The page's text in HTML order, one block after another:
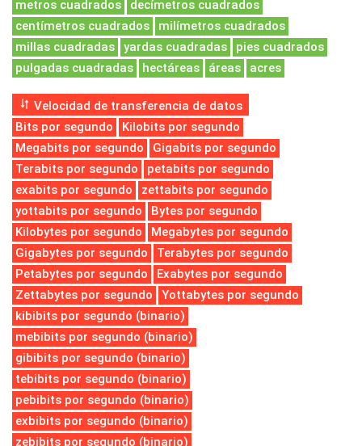
metros cuadrados
decímetros cuadrados
centímetros cuadrados
milímetros cuadrados
millas cuadradas
yardas cuadradas
pies cuadrados
pulgadas cuadradas
hectáreas áreas acres
Velocidad de transferencia de datos
Bits por segundo
Kilobits por segundo
Megabits por segundo
Gigabits por segundo
Terabits por segundo
petabits por segundo
exabits por segundo
zettabits por segundo
yottabits por segundo
Bytes por segundo
Kilobytes por segundo
Megabytes por segundo
Gigabytes por segundo
Terabytes por segundo
Petabytes por segundo
Exabytes por segundo
Zettabytes por segundo
Yottabytes por segundo
kibibits por segundo (binario)
mebibits por segundo (binario)
gibibits por segundo (binario)
tebibits por segundo (binario)
pebibits por segundo (binario)
exbibits por segundo (binario)
zebibits por segundo (binario)